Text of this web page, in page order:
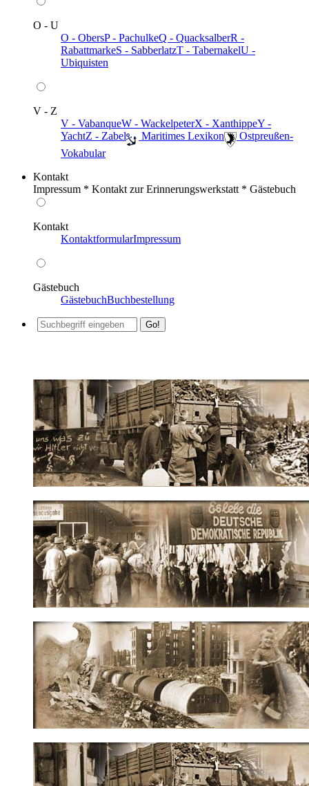
O - U
O - ObersP - PachulkeQ - QuacksalberR -
RabattmarkeS - SabberlatzT - TabernakelU -
Ubiquisten
V - Z
V - VabanqueW - WackelpeterX - XanthippeY -
YachtZ - Zabel ️ Maritimes Lexikon
️ Ostpreußen-
Vokabular
Kontakt
Impressum * Kontakt zur Erinnerungswerkstatt * Gästebuch
Kontakt
KontaktformularImpressum
Gästebuch
GästebuchBuchbestellung